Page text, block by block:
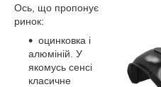
Ось, що пропонує
ринок:
оцинковка і
алюміній. У
якомусь сенсі
класичне